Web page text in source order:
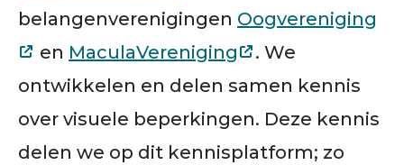
belangenverenigingen Oogvereniging
en MaculaVereniging
. We
ontwikkelen en delen samen kennis
over visuele beperkingen. Deze kennis
delen we op dit kennisplatform; zo